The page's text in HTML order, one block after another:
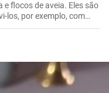
flocos de aveia. Eles são
los, por exemplo, com